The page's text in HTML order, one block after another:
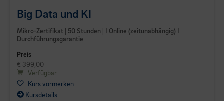
Big Data und KI
Mikro-Zertifikat | 50 Stunden | I Online (zeitunabhängig) I
Durchführungsgarantie
Preis
€ 399,00
Verfügbar
Kurs vormerken
Kursdetails